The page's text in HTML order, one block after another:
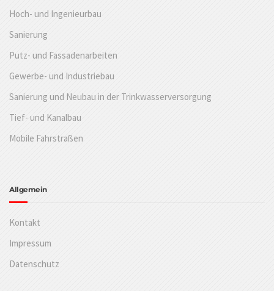
Hoch- und Ingenieurbau
Sanierung
Putz- und Fassadenarbeiten
Gewerbe- und Industriebau
Sanierung und Neubau in der Trinkwasserversorgung
Tief- und Kanalbau
Mobile Fahrstraßen
Allgemein
Kontakt
Impressum
Datenschutz